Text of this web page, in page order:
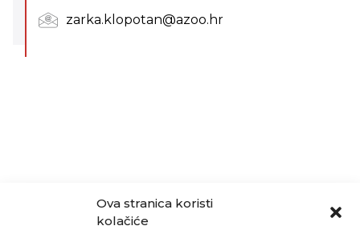
Ova stranica koristi
kolačiće
zarka.klopotan@azoo.hr